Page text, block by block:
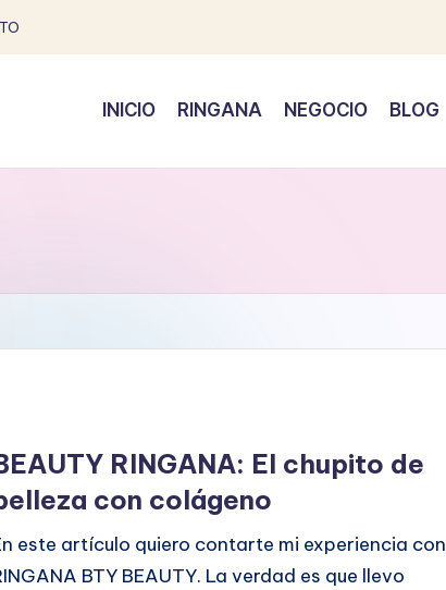
INICIO RINGANA NEGOCIO BLOG
RINGANA: El chupito de
con colágeno
este artículo quiero contarte mi experiencia con
BTY BEAUTY. La verdad es que llevo